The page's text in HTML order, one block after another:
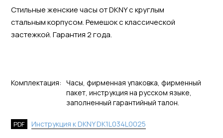
Стильные женские часы от DKNY с круглым
стальным корпусом. Ремешок с классической
застежкой. Гарантия 2 года.
Комплектация: Часы, фирменная упаковка, фирменный
пакет, инструкция на русском языке,
заполненный гарантийный талон.
PDF Инструкция к DKNY DK1L034L0025